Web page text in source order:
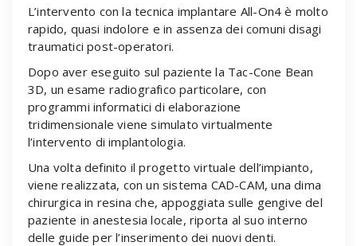
L’intervento con la tecnica implantare All-On4 è molto
rapido, quasi indolore e in assenza dei comuni disagi
traumatici post-operatori.
Dopo aver eseguito sul paziente la Tac-Cone Bean
3D, un esame radiografico particolare, con
programmi informatici di elaborazione
tridimensionale viene simulato virtualmente
l’intervento di implantologia.
Una volta definito il progetto virtuale dell’impianto,
viene realizzata, con un sistema CAD-CAM, una dima
chirurgica in resina che, appoggiata sulle gengive del
paziente in anestesia locale, riporta al suo interno
delle guide per l’inserimento dei nuovi denti.